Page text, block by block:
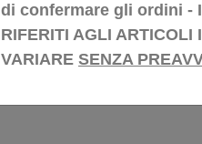
di confermare gli ordini -
RIFERITI AGLI ARTICOLI
VARIARE SENZA